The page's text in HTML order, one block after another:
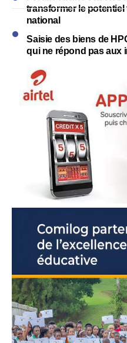
transformer le
national
Saisie des biens de
qui ne répond pas aux